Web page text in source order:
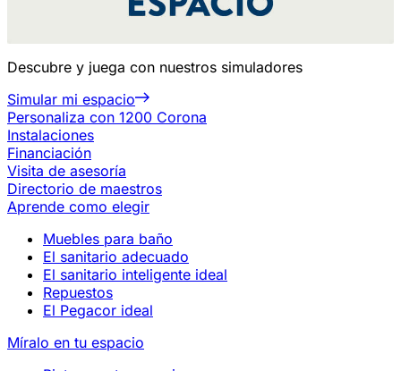
Descubre y juega con nuestros simuladores
Simular mi espacio
Personaliza con 1200 Corona
Instalaciones
Financiación
Visita de asesoría
Directorio de maestros
Aprende como elegir
Muebles para baño
El sanitario adecuado
El sanitario inteligente ideal
Repuestos
El Pegacor ideal
Míralo en tu espacio